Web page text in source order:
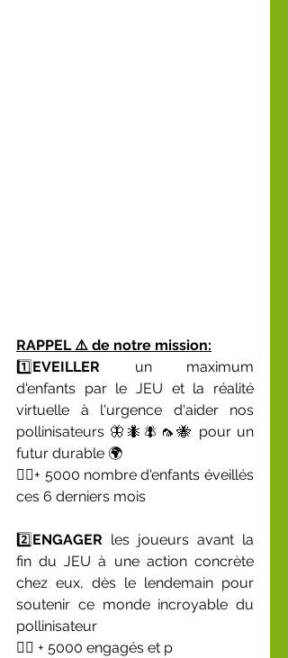
RAPPEL ⚠️ de notre mission:
1️⃣ EVEILLER un maximum
d'enfants par le JEU et la réalité
virtuelle à l'urgence d'aider nos
pollinisateurs 🦋🐜🪰🦟🐝 pour un
futur durable 🌍
👉🏽+ 5000 nombre d'enfants éveillés
ces 6 derniers mois
2️⃣ ENGAGER les joueurs avant la
fin du JEU à une action concrète
chez eux, dès le lendemain pour
soutenir ce monde incroyable du
pollinisateur
👉🏽 + 5000 engagés et p